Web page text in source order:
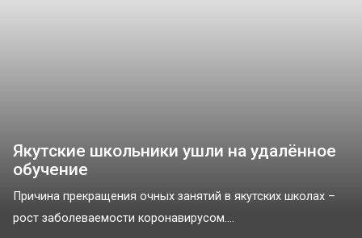
Якутские школьники ушли на удалённое
обучение
Причина прекращения очных занятий в якутских школах –
рост заболеваемости коронавирусом....